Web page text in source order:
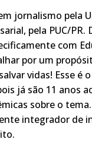
jornalismo pela
pela PUC/
com
por um
vidas! Esse é
já são 11 anos
sobre o
integrador de